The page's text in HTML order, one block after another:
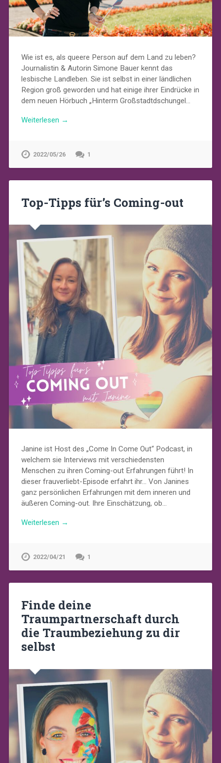
Wie ist es, als queere Person auf dem Land zu leben?
Journalistin & Autorin Simone Bauer kennt das
lesbische Landleben. Sie ist selbst in einer ländlichen
Region groß geworden und hat einige ihrer Eindrücke in
dem neuen Hörbuch „Hinterm Großstadtdschungel…
Weiterlesen →
2022/05/26 1
Top-Tipps für’s Coming-out
Janine ist Host des „Come In Come Out“ Podcast, in
welchem sie Interviews mit verschiedensten
Menschen zu ihren Coming-out Erfahrungen führt! In
dieser frauverliebt-Episode erfahrt ihr… Von Janines
ganz persönlichen Erfahrungen mit dem inneren und
äußeren Coming-out. Ihre Einschätzung, ob…
Weiterlesen →
2022/04/21 1
Finde deine
Traumpartnerschaft durch
die Traumbeziehung zu dir
selbst